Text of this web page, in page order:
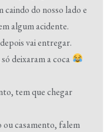
caindo do nosso lado e
algum acidente.
vai entregar.
deixaram a coca
tem que chegar
ou casamento, falem